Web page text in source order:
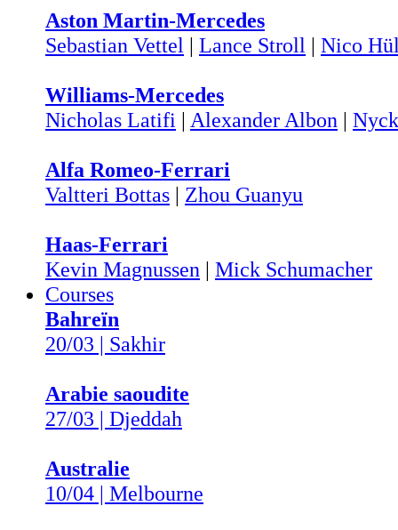
Aston Martin-Mercedes
Sebastian Vettel | Lance Stroll | Nico
Williams-Mercedes
Nicholas Latifi | Alexander Albon |
Alfa Romeo-Ferrari
Valtteri Bottas | Zhou Guanyu
Haas-Ferrari
Kevin Magnussen | Mick Schumacher
Courses
Bahreïn
20/03 | Sakhir
Arabie saoudite
27/03 | Djeddah
Australie
10/04 | Melbourne